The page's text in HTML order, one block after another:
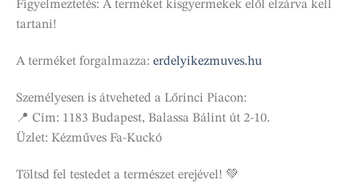
Figyelmeztetés: A terméket kisgyermekek elől elzárva kell
tartani!
A terméket forgalmazza: erdelyikezmuves.hu
Személyesen is átveheted a Lőrinci Piacon:
📍 Cím: 1183 Budapest, Balassa Bálint út 2-10.
Üzlet: Kézműves Fa-Kuckó
Töltsd fel testedet a természet erejével! 💚